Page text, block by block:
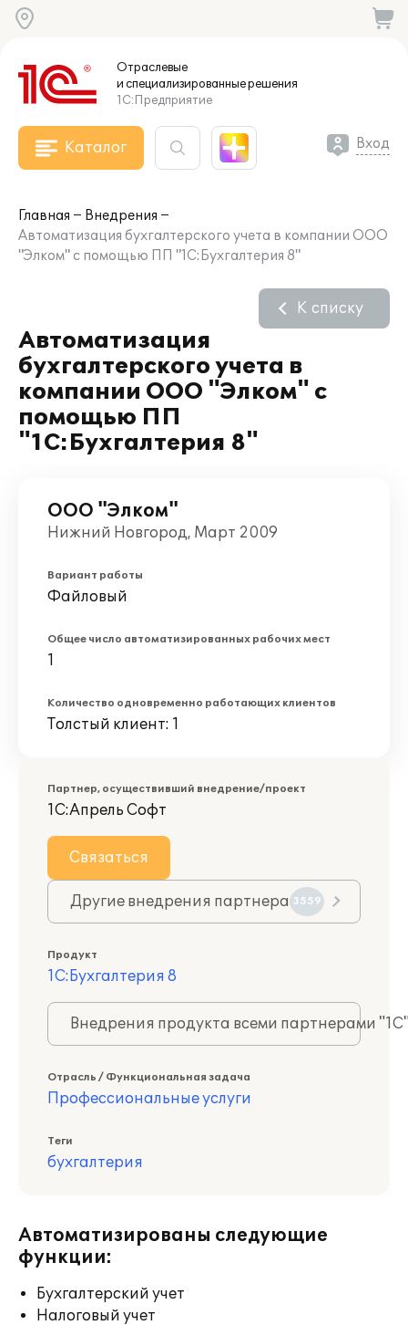
Отраслевые
и специализированныерешения
1С:Предприятие
Каталог Вход
Главная
Внедрения
Автоматизация бухгалтерского учета в компании ООО
"Элком" с помощью ПП "1С:Бухгалтерия 8"
Автоматизация
бухгалтерского учета в
компании ООО "Элком" с
помощью ПП
"1С:Бухгалтерия 8"
К списку
ООО "Элком"
Нижний Новгород, Март 2009
Вариант работы
Файловый
Общее число автоматизированных рабочих мест
1
Количество одновременно работающих клиентов
Толстый клиент: 1
Партнер, осуществивший внедрение/проект
1С:Апрель Софт
Связаться
Другие внедрения партнера 3559
Продукт
1С:Бухгалтерия 8
Внедрения продукта всеми партнерами
Отрасль / Функциональная задача
Профессиональные услуги
Теги
бухгалтерия
Автоматизированы следующие
функции:
Бухгалтерский учет
Налоговый учет